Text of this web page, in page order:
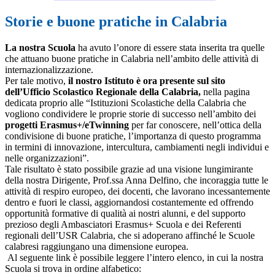
Storie e buone pratiche in Calabria
La nostra Scuola ha avuto l’onore di essere stata inserita tra quelle
che attuano buone pratiche in Calabria nell’ambito delle attività di
internazionalizzazione.
Per tale motivo, il nostro Istituto è ora presente sul sito
dell’Ufficio Scolastico Regionale della Calabria, nella pagina
dedicata proprio alle “Istituzioni Scolastiche della Calabria che
vogliono condividere le proprie storie di successo nell’ambito dei
progetti Erasmus+/eTwinning per far conoscere, nell’ottica della
condivisione di buone pratiche, l’importanza di questo programma
in termini di innovazione, intercultura, cambiamenti negli individui e
nelle organizzazioni”.
Tale risultato è stato possibile grazie ad una visione lungimirante
della nostra Dirigente, Prof.ssa Anna Delfino, che incoraggia tutte le
attività di respiro europeo, dei docenti, che lavorano incessantemente
dentro e fuori le classi, aggiornandosi costantemente ed offrendo
opportunità formative di qualità ai nostri alunni, e del supporto
prezioso degli Ambasciatori Erasmus+ Scuola e dei Referenti
regionali dell’USR Calabria, che si adoperano affinché le Scuole
calabresi raggiungano una dimensione europea.
Al seguente link è possibile leggere l’intero elenco, in cui la nostra
Scuola si trova in ordine alfabetico: